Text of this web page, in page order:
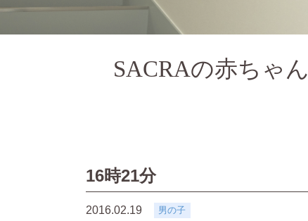
SACRAの赤ちゃん
16時21分
2016.02.19 男の子